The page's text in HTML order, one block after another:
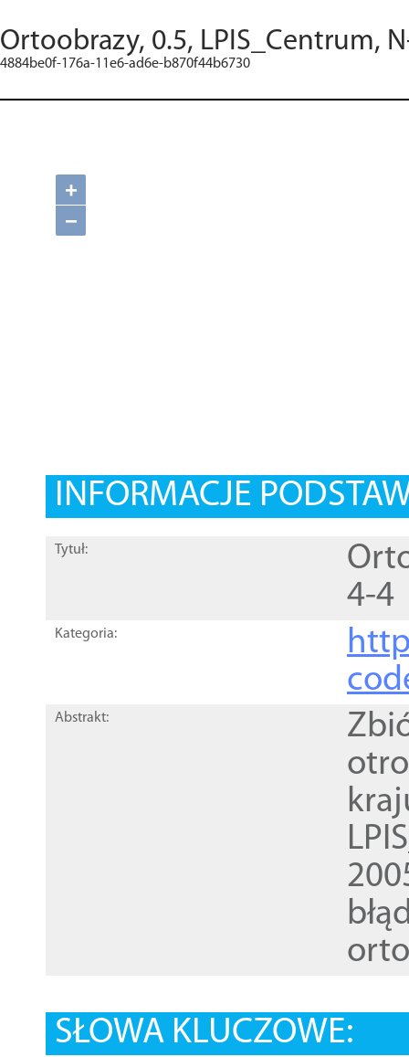
Ortoobrazy, 0.5, LPIS_Centrum,
4884be0f-176a-11e6-ad6e-b870f44b6730
+
−
INFORMACJE
Tytuł:
4-4
Kategoria:
Abstrakt:
SŁOWA KLUCZOWE: